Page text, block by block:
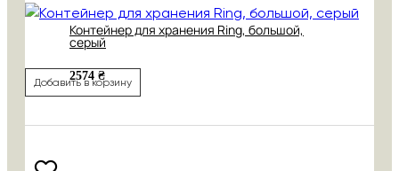
Контейнер для хранения Ring, большой,
серый
2574 ₴
Добавить в корзину